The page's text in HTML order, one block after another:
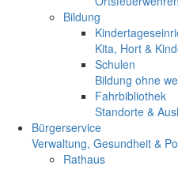
Bildung
Kita, Hort &
Schulen
Bildung ohne
Fahrbibliothek
Standorte &
Bürgerservice
Verwaltung, Gesundheit &
Rathaus